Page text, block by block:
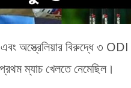
অস্ত্রেলিয়ার বিরুদ্ধে ৩ ODI
ম্যাচ খেলতে নেমেছিল।